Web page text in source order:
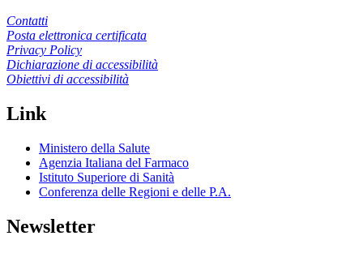
Contatti
Posta elettronica certificata
Privacy Policy
Dichiarazione di accessibilità
Obiettivi di accessibilità
Link
Ministero della Salute
Agenzia Italiana del Farmaco
Istituto Superiore di Sanità
Conferenza delle Regioni e delle P.A.
Newsletter